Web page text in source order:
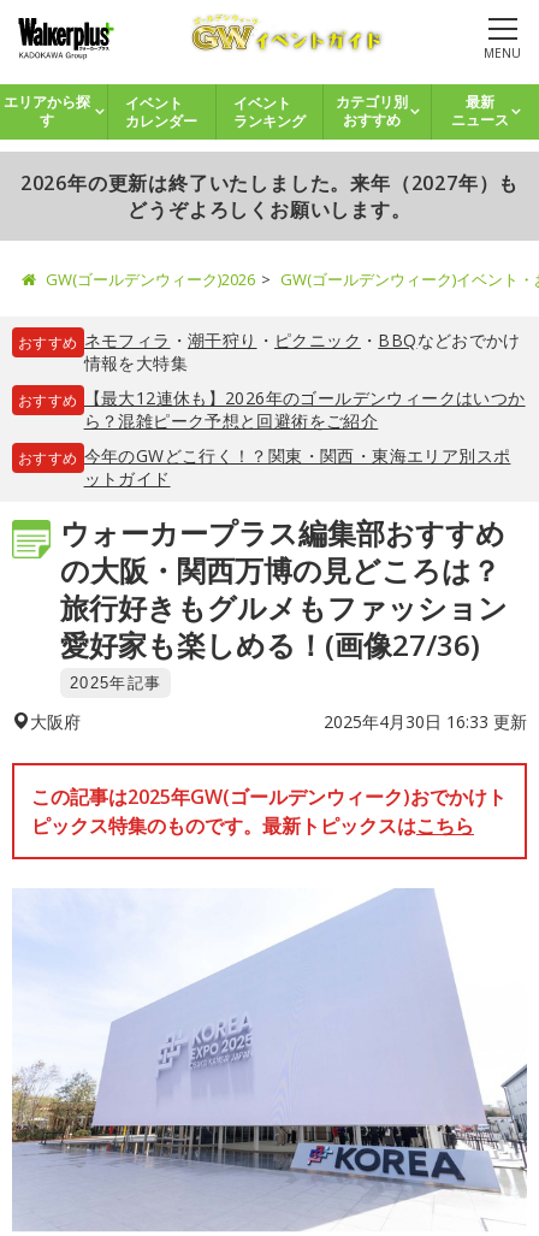
MENU
エリアから探
す
イベント
カレンダー
イベント
ランキング
カテゴリ別
おすすめ
最新
ニュース
2026年の更新は終了いたしました。来年（2027年）も
どうぞよろしくお願いします。
GW(ゴールデンウィーク)2026 GW(ゴールデンウィーク)イベント
おすすめ ネモフィラ ・ 潮干狩り ・ ピクニック ・ BBQなどおでかけ
情報を大特集
おすすめ
【最大12連休も】2026年のゴールデンウィークはいつか
ら？混雑ピーク予想と回避術をご紹介
おすすめ 今年のGWどこ行く！？関東・関西・東海エリア別スポ
ットガイド
ウォーカープラス編集部おすすめ
の大阪・関西万博の見どころは？
旅行好きもグルメもファッション
愛好家も楽しめる！(画像27/36)
2025年記事
大阪府 2025年4月30日 16:33 更新
この記事は2025年GW(ゴールデンウィーク)おでかけト
ピックス特集のものです。最新トピックスはこちら